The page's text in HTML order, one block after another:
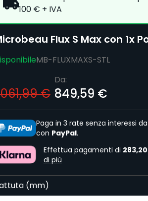
100 € + IVA
Flux S Max con 1x
MB-FLUXMAXS-STL
€
Da:
849,59 €
Paga in 3 rate senza interessi
con PayPal.
Effettua pagamenti di
di più
(mm)